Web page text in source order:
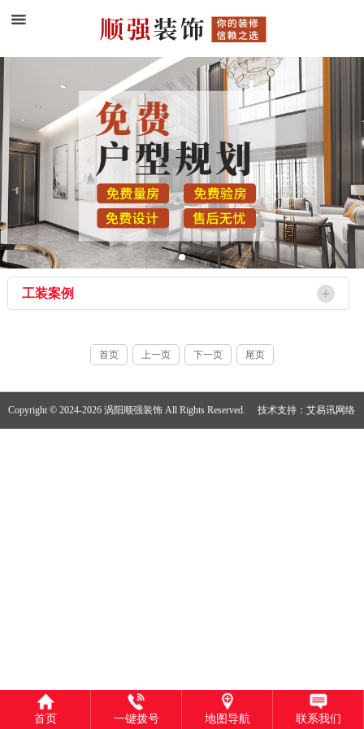
工装案例
首页 上一页 下一页 尾页
Copyright © 2024-2026 涡阳顺强装饰 All Rights Reserved. 技术支持：艾易讯网络
首页 一键拨号 地图导航 联系我们